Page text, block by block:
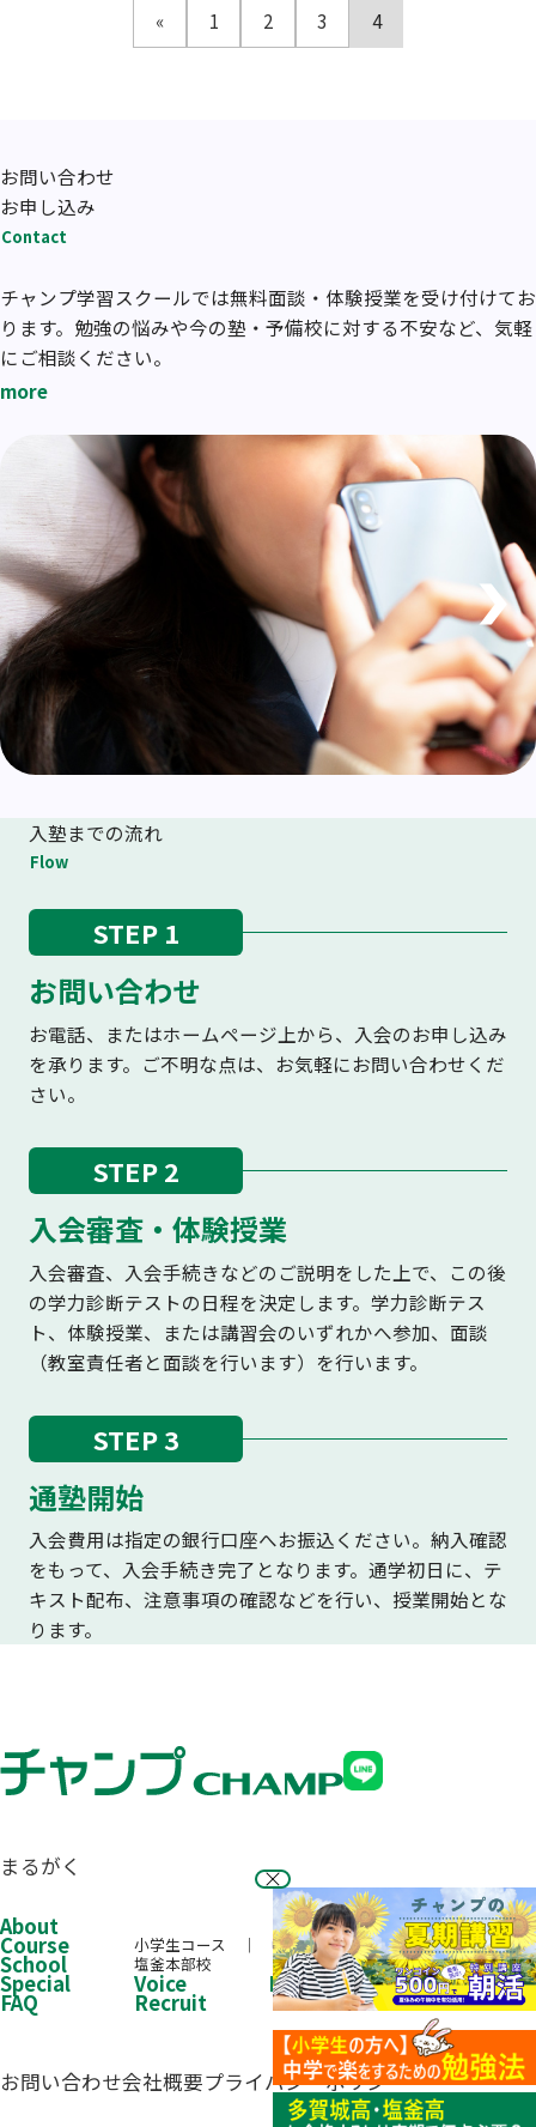
« 1 2 3 4
お問い合わせ
お申し込み
Contact
チャンプ学習スクールでは無料面談・体験授業を受け付けてお
ります。勉強の悩みや今の塾・予備校に対する不安など、気軽
にご相談ください。
more
入塾までの流れ
Flow
STEP 1
お問い合わせ
お電話、またはホームページ上から、入会のお申し込み
を承ります。ご不明な点は、お気軽にお問い合わせくだ
さい。
STEP 2
入会審査・体験授業
入会審査、入会手続きなどのご説明をした上で、この後
の学力診断テストの日程を決定します。学力診断テス
ト、体験授業、または講習会のいずれかへ参加、面談
（教室責任者と面談を行います）を行います。
STEP 3
通塾開始
入会費用は指定の銀行口座へお振込ください。納入確認
をもって、入会手続き完了となります。通学初日に、テ
キスト配布、注意事項の確認などを行い、授業開始とな
ります。
まるがく
About
Course 小学生コース 中学生コース 高校生コース
School 塩釜本部校
Special Voice Performance
FAQ Recruit
お問い合わせ会社概要プライバシーポリシー